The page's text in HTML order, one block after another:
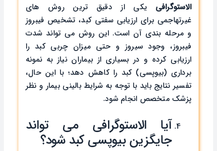
الاستوگرافییکی از دقیق ‌ترین روش ‌های
غیرتهاجمی برای ارزیابی سفتی کبد، تشخیص فیبروز
و مرحله ‌بندی آن است. این روش می‌ تواند شدت
فیبروز، وجود سیروز و حتی میزان چربی کبد را
ارزیابی کرده و در بسیاری از بیماران نیاز به نمونه‌
برداری (بیوپسی) کبد را کاهش دهد؛ با این حال،
تفسیر نتایج باید با توجه به شرایط بالینی بیمار و نظر
پزشک متخصص انجام شود.
آیا الاستوگرافی می تواند
جایگزین بیوپسی کبد ‌شود؟